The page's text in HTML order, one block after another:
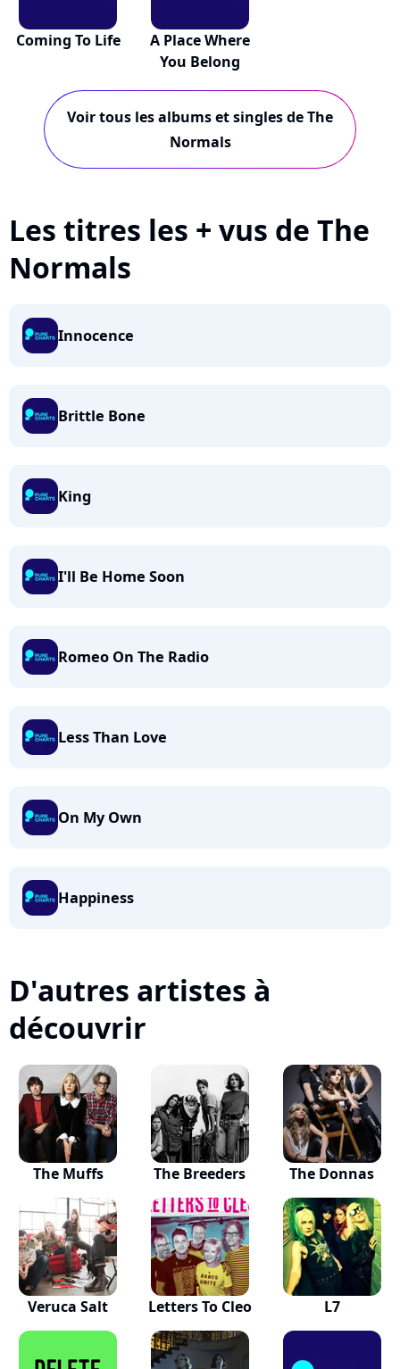
Coming To Life
A Place Where
You Belong
Voir tous les albums et singles de The
Normals
Les titres les + vus de The
Normals
Innocence
Brittle Bone
King
I'll Be Home Soon
Romeo On The Radio
Less Than Love
On My Own
Happiness
D'autres artistes à
découvrir
The Muffs The Breeders The Donnas
Veruca Salt Letters To Cleo L7